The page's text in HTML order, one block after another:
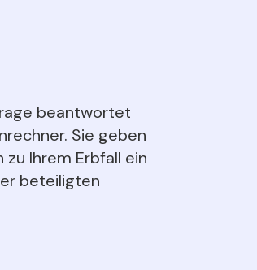
beantwortet
Sie geben
Ihrem Erbfall ein
beteiligten